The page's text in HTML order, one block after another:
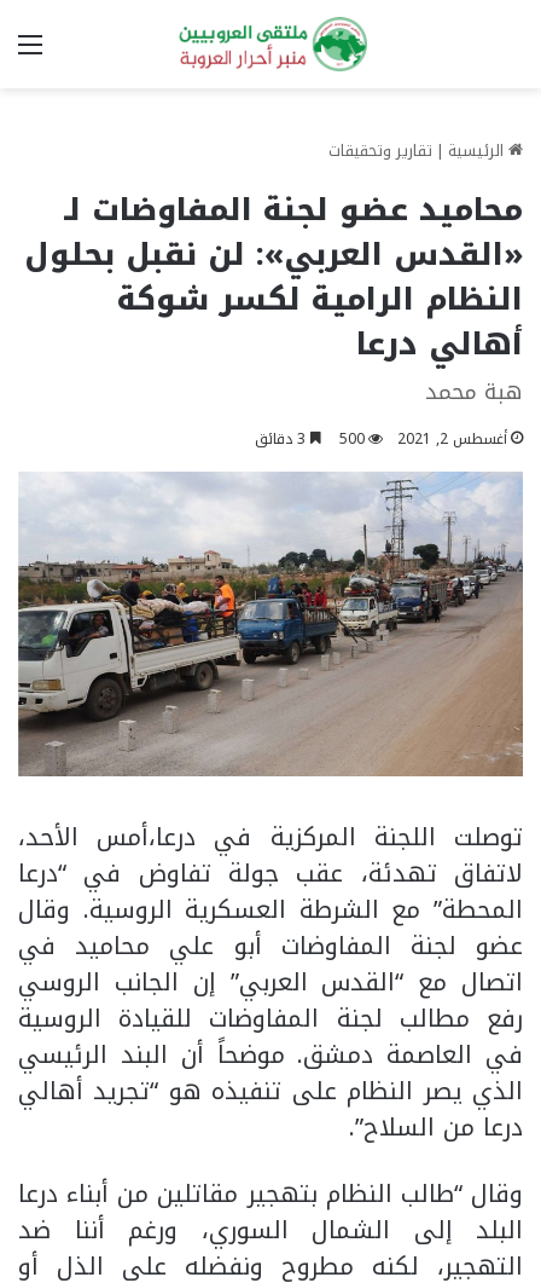
الرئيسية | تقارير وتحقيقات
محاميد عضو لجنة المفاوضات لـ
«القدس العربي»: لن نقبل بحلول
النظام الرامية لكسر شوكة
أهالي درعا
هبة محمد
أغسطس 2, 2021 500
توصلت اللجنة المركزية في درعا،أمس الأحد،
لاتفاق تهدئة، عقب جولة تفاوض في “درعا
المحطة” مع الشرطة العسكرية الروسية. وقال
عضو لجنة المفاوضات أبو علي محاميد في
اتصال مع “القدس العربي” إن الجانب الروسي
رفع مطالب لجنة المفاوضات للقيادة الروسية
في العاصمة دمشق. موضحاً أن البند الرئيسي
الذي يصر النظام على تنفيذه هو “تجريد أهالي
درعا من السلاح”.
وقال “طالب النظام بتهجير مقاتلين من أبناء درعا
البلد إلى الشمال السوري، ورغم أننا ضد
التهجير، لكنه مطروح ونفضله على الذل أو